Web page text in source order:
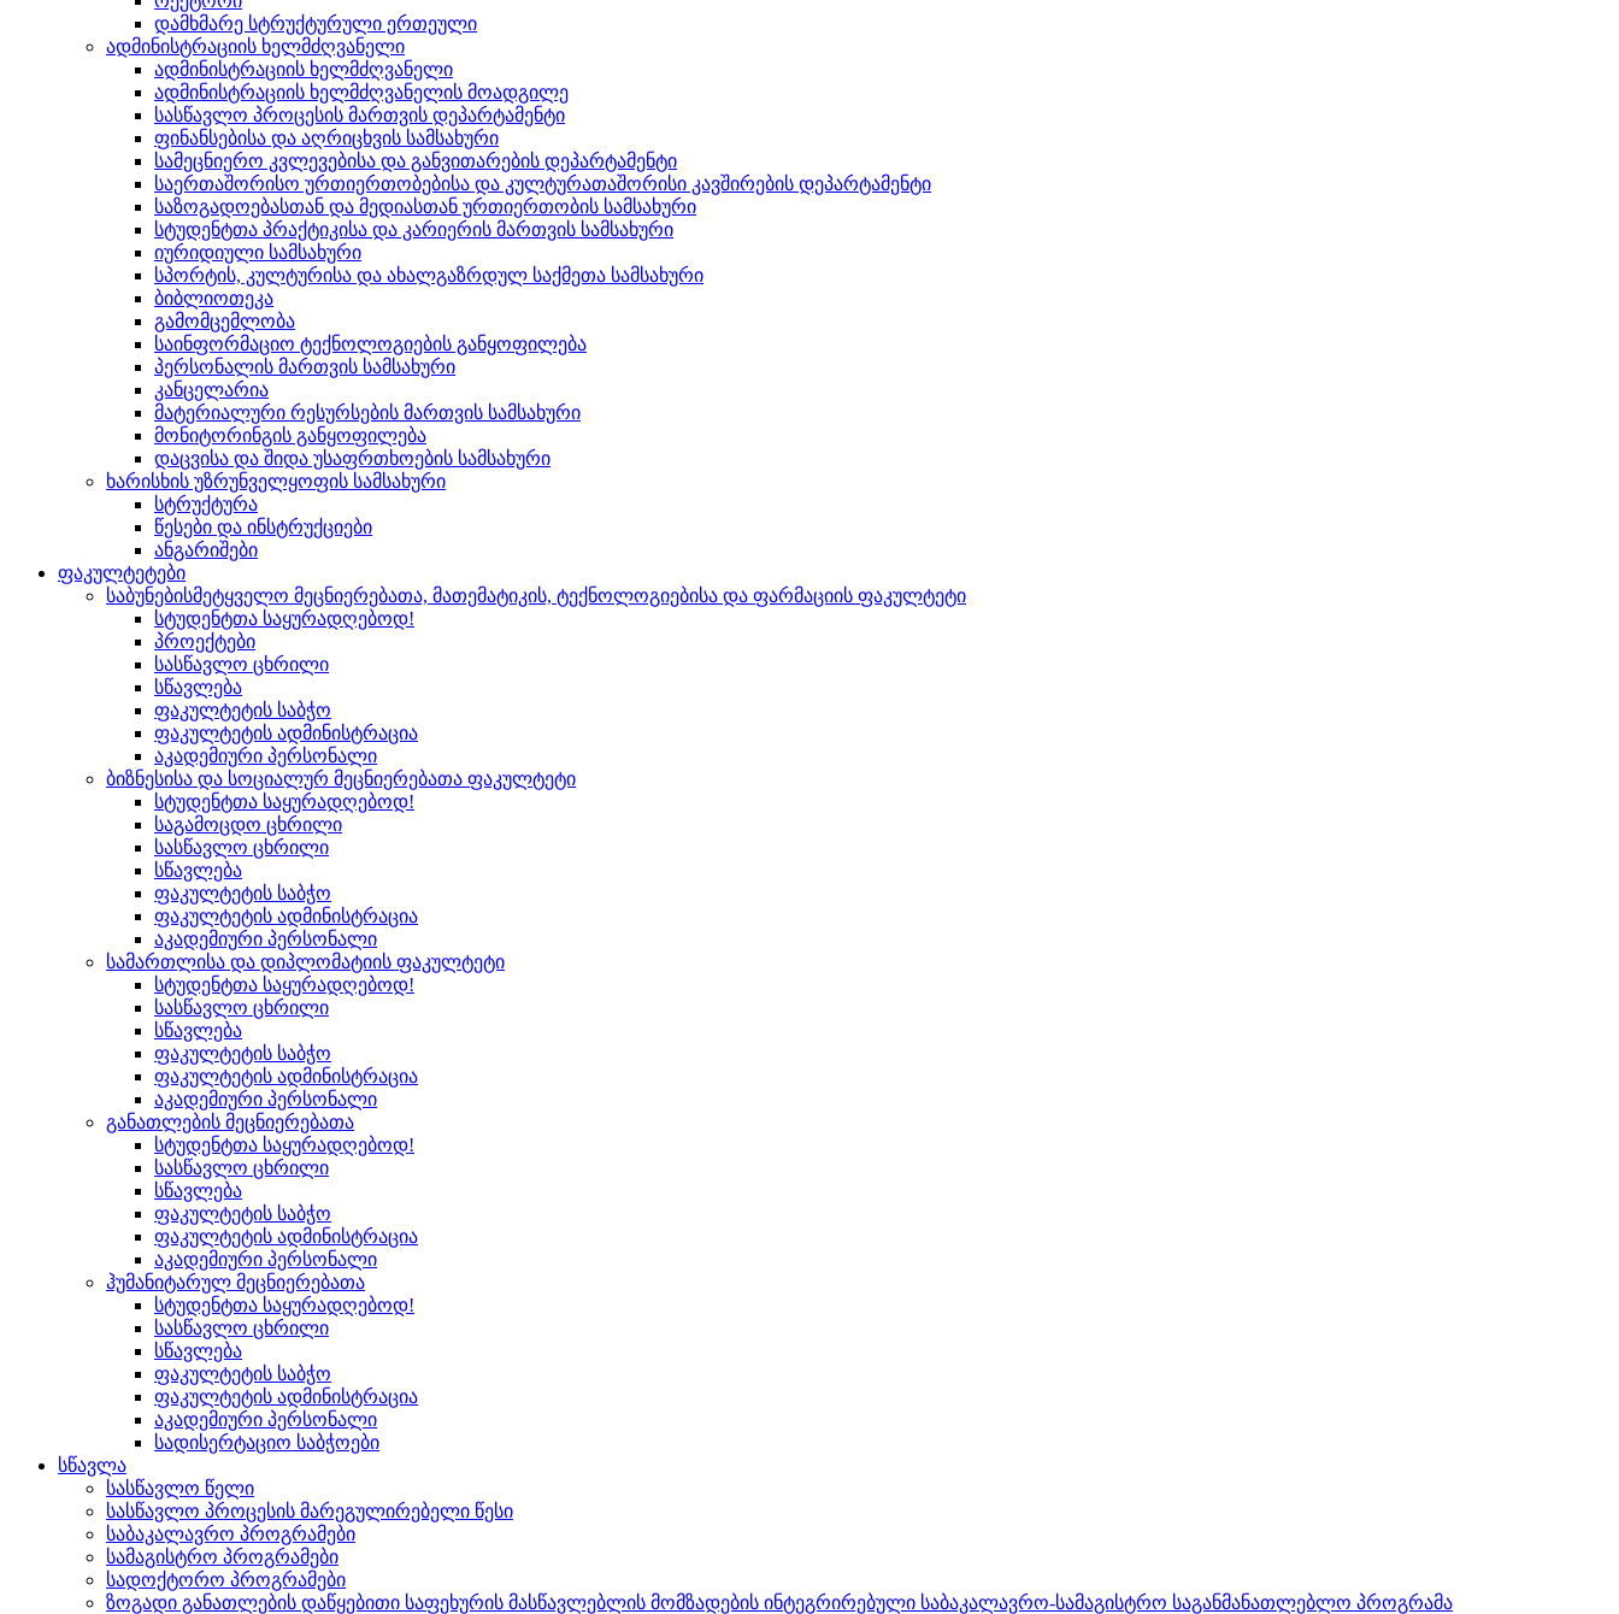
დამხმარე სტრუქტურული ერთეული
ადმინისტრაციის ხელმძღვანელი
ადმინისტრაციის ხელმძღვანელი
ადმინისტრაციის ხელმძღვანელის მოადგილე
სასწავლო პროცესის მართვის დეპარტამენტი
ფინანსებისა და აღრიცხვის სამსახური
სამეცნიერო კვლევებისა და განვითარების დეპარტამენტი
საერთაშორისო ურთიერთობებისა და კულტურათაშორისი კავშირების დეპარტამენტი
საზოგადოებასთან და მედიასთან ურთიერთობის სამსახური
სტუდენტთა პრაქტიკისა და კარიერის მართვის სამსახური
იურიდიული სამსახური
სპორტის, კულტურისა და ახალგაზრდულ საქმეთა სამსახური
ბიბლიოთეკა
გამომცემლობა
საინფორმაციო ტექნოლოგიების განყოფილება
პერსონალის მართვის სამსახური
კანცელარია
მატერიალური რესურსების მართვის სამსახური
მონიტორინგის განყოფილება
დაცვისა და შიდა უსაფრთხოების სამსახური
ხარისხის უზრუნველყოფის სამსახური
სტრუქტურა
წესები და ინსტრუქციები
ანგარიშები
ფაკულტეტები
საბუნებისმეტყველო მეცნიერებათა, მათემატიკის, ტექნოლოგიებისა და ფარმაციის ფაკულტეტი
სტუდენტთა საყურადღებოდ!
პროექტები
სასწავლო ცხრილი
სწავლება
ფაკულტეტის საბჭო
ფაკულტეტის ადმინისტრაცია
აკადემიური პერსონალი
ბიზნესისა და სოციალურ მეცნიერებათა ფაკულტეტი
სტუდენტთა საყურადღებოდ!
საგამოცდო ცხრილი
სასწავლო ცხრილი
სწავლება
ფაკულტეტის საბჭო
ფაკულტეტის ადმინისტრაცია
აკადემიური პერსონალი
სამართლისა და დიპლომატიის ფაკულტეტი
სტუდენტთა საყურადღებოდ!
სასწავლო ცხრილი
სწავლება
ფაკულტეტის საბჭო
ფაკულტეტის ადმინისტრაცია
აკადემიური პერსონალი
განათლების მეცნიერებათა
სტუდენტთა საყურადღებოდ!
სასწავლო ცხრილი
სწავლება
ფაკულტეტის საბჭო
ფაკულტეტის ადმინისტრაცია
აკადემიური პერსონალი
ჰუმანიტარულ მეცნიერებათა
სტუდენტთა საყურადღებოდ!
სასწავლო ცხრილი
სწავლება
ფაკულტეტის საბჭო
ფაკულტეტის ადმინისტრაცია
აკადემიური პერსონალი
სადისერტაციო საბჭოები
სწავლა
სასწავლო წელი
სასწავლო პროცესის მარეგულირებელი წესი
საბაკალავრო პროგრამები
სამაგისტრო პროგრამები
სადოქტორო პროგრამები
ზოგადი განათლების დაწყებითი საფეხურის მასწავლებლის მომზადების ინტეგრირებული საბაკალავრო-სამაგისტრო საგანმანათლებლო პროგრამა